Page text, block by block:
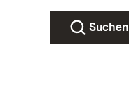
Suchen